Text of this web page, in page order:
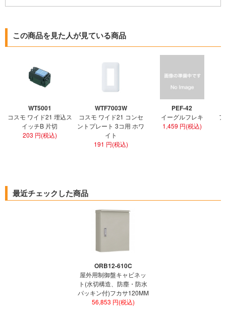
この商品を見た人が見ている商品
WT5001
コスモ ワイド21 埋込ス
イッチB 片切
203 円(税込)
WTF7003W
コスモ ワイド21 コンセ
ントプレート 3コ用 ホワ
イト
191 円(税込)
PEF-42
イーグルフレキ
1,459 円(税込)
最近チェックした商品
ORB12-610C
屋外用制御盤キャビネッ
ト(水切構造、防塵・防水
パッキン付)フカサ120MM
56,853 円(税込)